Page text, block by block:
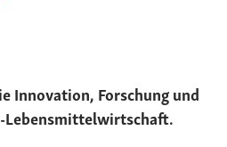
Innovation, Forschung und
Lebensmittelwirtschaft.